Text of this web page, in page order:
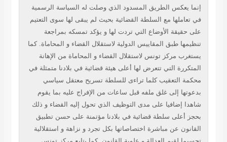
إنما يعكس الطريق المسدود الذي وصلت له السياسة الرسمية
في تعاملها مع السلطة القضائية بحيث لم يبقى لها سوى التعتيم
على حقيقة الأوضاع التي تردت لها و يؤكد تمسكه بمراجعة
تنظيمها طبق المقاييس الدولية لاستقلال القضاء و المحاماة. كما
يستغرب مركز تونس لاستقلال القضاء و المحاماة من الإهانة
المتكررة التي تتعرض لها أعلى هيئة قضائية في بلادنا متمثلة في
محكمة التعقيب كلما تراءى للسلطة تسريح معتقل سياسي
بدعوتها إلى غلق ملفه قبل ساعات من الإفراج عليه بما يقوم
شاهدا إضافيا على مدى التوظيف الذي تحول إليه القضاء و ذلك
بحجز أعلى سلطة قضائية في بلادنا مؤتمنة على حسن تطبيق
القانون عن مباشرة اختصاصاتها بكل تجرد و نزاهة و استقلالية